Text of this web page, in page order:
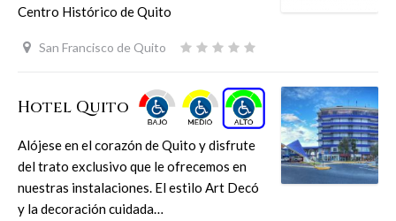
Centro Histórico de Quito
San Francisco de Quito
Hotel Quito
Alójese en el corazón de Quito y disfrute
del trato exclusivo que le ofrecemos en
nuestras instalaciones. El estilo Art Decó
y la decoración cuidada…